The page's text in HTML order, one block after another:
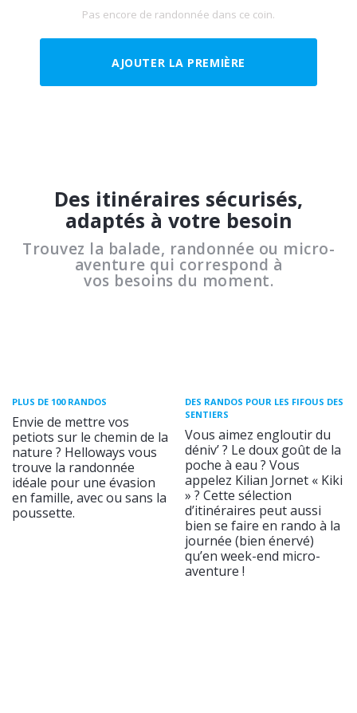
Pas encore de randonnée dans ce coin.
AJOUTER LA PREMIÈRE
Des itinéraires sécurisés,
adaptés à votre besoin
Trouvez la balade, randonnée ou micro-
aventure qui correspond à
vos besoins du moment.
PLUS DE 100 RANDOS
Envie de mettre vos
petiots sur le chemin de la
nature ? Helloways vous
trouve la randonnée
idéale pour une évasion
en famille, avec ou sans la
poussette.
DES RANDOS POUR LES FIFOUS DES
SENTIERS
Vous aimez engloutir du
déniv’ ? Le doux goût de la
poche à eau ? Vous
appelez Kilian Jornet « Kiki
» ? Cette sélection
d’itinéraires peut aussi
bien se faire en rando à la
journée (bien énervé)
qu’en week-end micro-
aventure !